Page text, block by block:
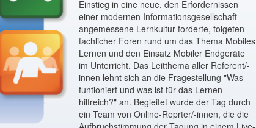
Einstieg in eine neue, den Erfordernissen
einer modernen Informationsgesellschaft
angemessene Lernkultur forderte, folgeten
fachlicher Foren rund um das Thema Mobiles
Lernen und den Einsatz Mobiler Endgeräte
im Unterricht. Das Leitthema aller Referent/-
innen lehnt sich an die Fragestellung "Was
funtioniert und was ist für das Lernen
hilfreich?" an. Begleitet wurde der Tag durch
ein Team von Online-Reprter/-innen, die die